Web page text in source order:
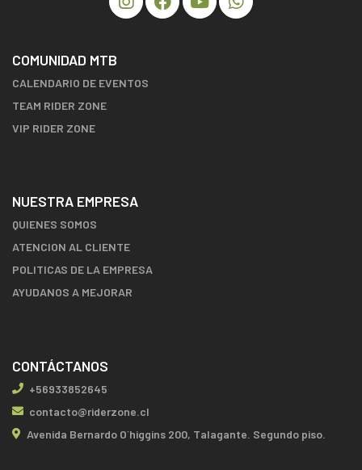
COMUNIDAD MTB
CALENDARIO DE EVENTOS
TEAM RIDER ZONE
VIP RIDER ZONE
NUESTRA EMPRESA
QUIENES SOMOS
ATENCION AL CLIENTE
POLITICAS DE LA EMPRESA
AYUDANOS A MEJORAR
CONTÁCTANOS
+56933852645
contacto@riderzone.cl
Avenida Bernardo O´higgins 200, Talagante. Segundo piso.